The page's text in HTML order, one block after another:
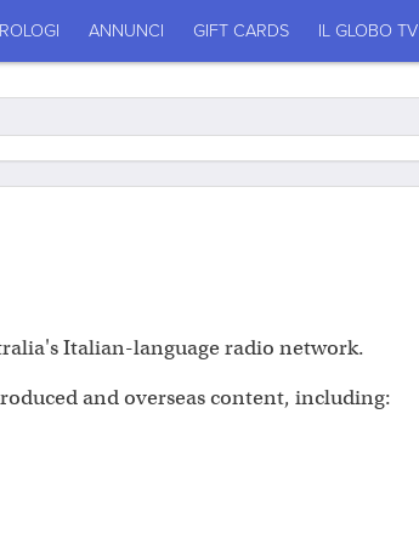
ANNUNCI GIFT CARDS IL GLOBO TV
Italian-language radio network.
and overseas content, including: